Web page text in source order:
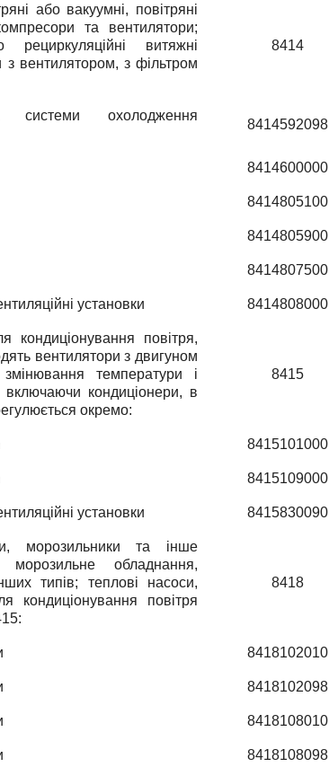
або вакуумнi, повiтрянi
та вентилятори;
рециркуляційні витяжні
вентилятором, з фiльтром
8414
системи охолодження
8414592098
8414600000
8414805100
8414805900
8414807500
установки 8414808000
кондицiонування повiтря,
вентилятори з двигуном
температури i
включаючи кондицiонери, в
окремо:
8415
8415101000
8415109000
установки 8415830090
морозильники та iнше
обладнання,
типiв; тепловi насоси,
кондицiонування повiтря
8418
8418102010
8418102098
8418108010
8418108098